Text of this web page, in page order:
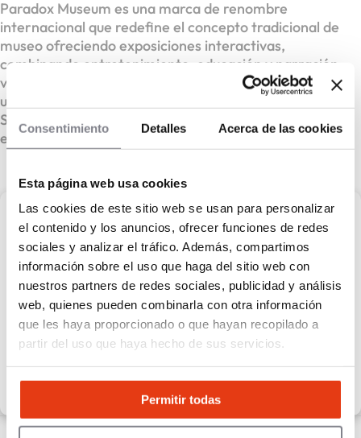
Consentimiento Detalles Acerca de las cookies
Esta página web usa cookies
Las cookies de este sitio web se usan para personalizar
el contenido y los anuncios, ofrecer funciones de redes
sociales y analizar el tráfico. Además, compartimos
información sobre el uso que haga del sitio web con
nuestros partners de redes sociales, publicidad y análisis
web, quienes pueden combinarla con otra información
que les haya proporcionado o que hayan recopilado a
partir del uso que haya hecho de sus servicios.
Permitir todas
Paradox Museum es una marca de renombre
internacional que redefine el concepto tradicional de
museo ofreciendo exposiciones interactivas,
combinando entretenimiento, educación y narración
visual. Con más de 3 millones de visitantes en 12
ubicaciones internacionales -incluidas Miami, París y
Shanghai- es uno de los líderes en el sector del
edutainment y el turismo experiencial.
Paradox Museum
Paradox Museum,
Sal de la realidad. Entra en la diversión.
Capital propio :300.000 €
Descubrir la red